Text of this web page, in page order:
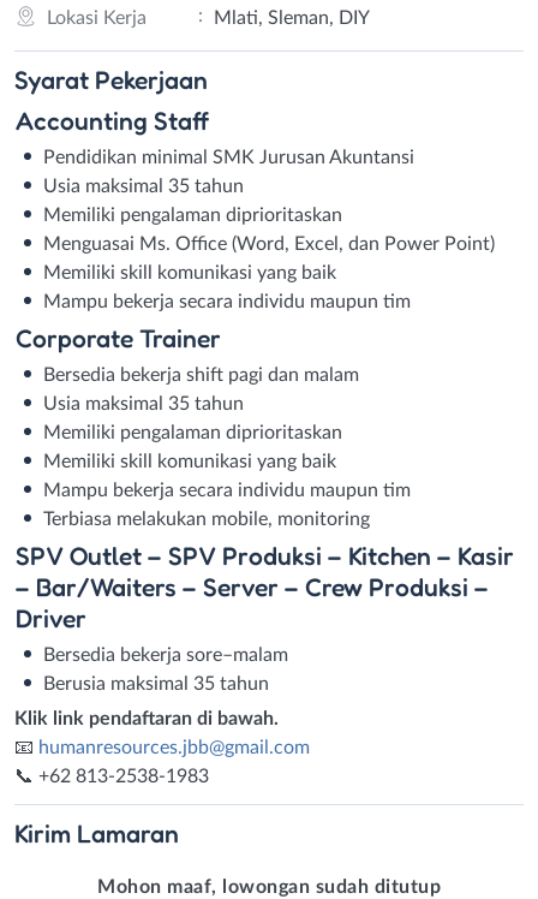
Lokasi Kerja
: Mlati, Sleman, DIY
Syarat Pekerjaan
Accounting Staff
Pendidikan minimal SMK Jurusan Akuntansi
Usia maksimal 35 tahun
Memiliki pengalaman diprioritaskan
Menguasai Ms. Office (Word, Excel, dan Power Point)
Memiliki skill komunikasi yang baik
Mampu bekerja secara individu maupun tim
Corporate Trainer
Bersedia bekerja shift pagi dan malam
Usia maksimal 35 tahun
Memiliki pengalaman diprioritaskan
Memiliki skill komunikasi yang baik
Mampu bekerja secara individu maupun tim
Terbiasa melakukan mobile, monitoring
SPV Outlet – SPV Produksi – Kitchen – Kasir
– Bar/Waiters – Server – Crew Produksi –
Driver
Bersedia bekerja sore–malam
Berusia maksimal 35 tahun
Klik link pendaftaran di bawah.
📧 humanresources.jbb@gmail.com
📞 +62 813-2538-1983
Kirim Lamaran
Mohon maaf, lowongan sudah ditutup